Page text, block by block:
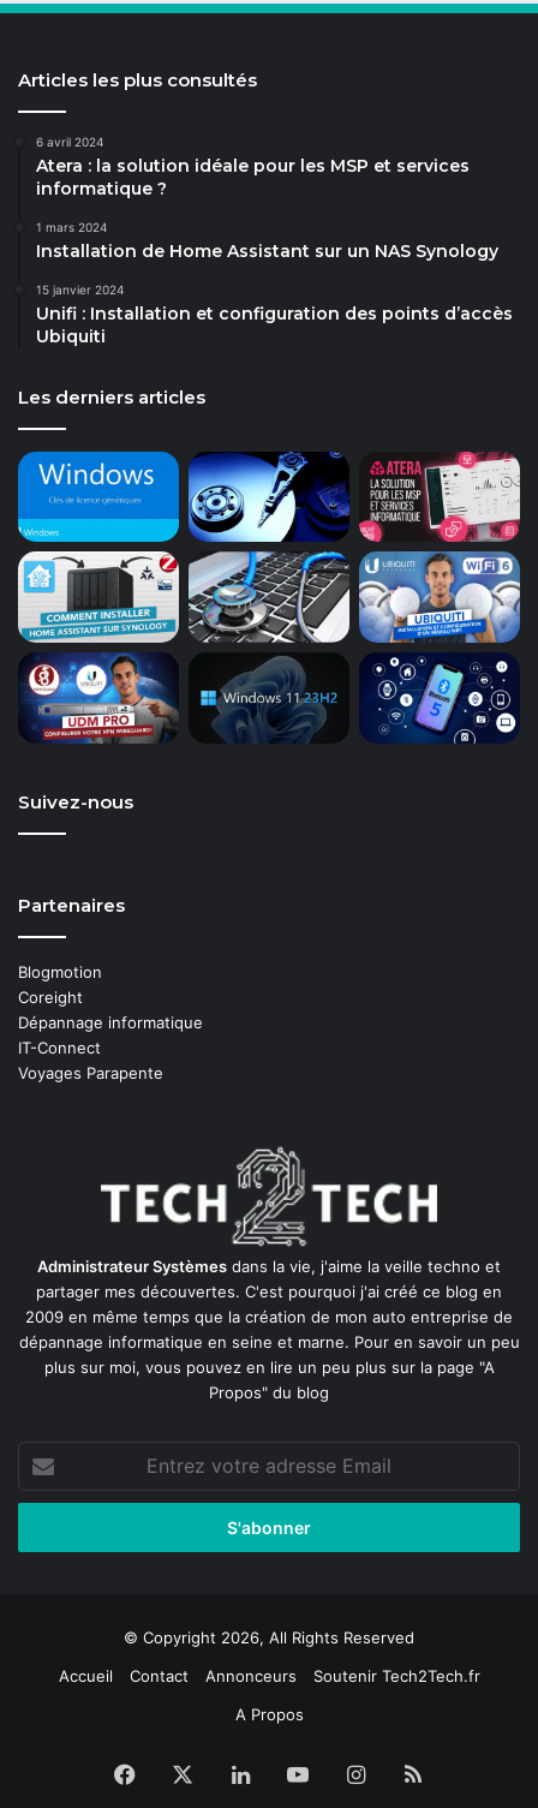
Articles les plus consultés
6 avril 2024
Atera : la solution idéale pour les MSP et services
informatique ?
1 mars 2024
Installation de Home Assistant sur un NAS Synology
15 janvier 2024
Unifi : Installation et configuration des points d’accès
Ubiquiti
Les derniers articles
Suivez-nous
Partenaires
Blogmotion
Coreight
Dépannage informatique
IT-Connect
Voyages Parapente
Administrateur Systèmes dans la vie, j'aime la veille techno et
partager mes découvertes. C'est pourquoi j'ai créé ce blog en
2009 en même temps que la création de mon auto entreprise de
dépannage informatique en seine et marne. Pour en savoir un peu
plus sur moi, vous pouvez en lire un peu plus sur la page "A
Propos" du blog
Entrez
votre
adresse
© Copyright 2026, All Rights Reserved
Accueil
Contact Annonceurs
Soutenir Tech2Tech.fr
A Propos
Facebook LinkedinYouTubeInstagram